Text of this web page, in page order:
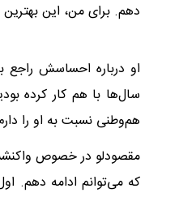
دهم. برای من، این
او درباره احساسش راجع
سال‌ها با هم کار کرده
هم‌وطنی نسبت به او را
مقصودلو در خصوص